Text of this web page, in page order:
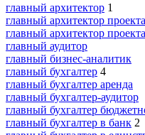
главный архитектор 1
главный архитектор проекта
главный архитектор
главный аудитор
главный бизнес-аналитик
главный бухгалтер 4
главный бухгалтер аренда
главный бухгалтер-аудитор
главный бухгалтер
главный бухгалтер в банк 2